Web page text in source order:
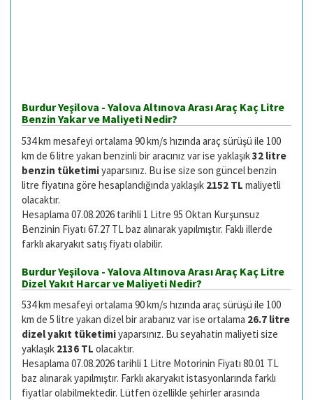
Burdur Yeşilova - Yalova Altınova Arası Araç Kaç Litre
Benzin Yakar ve Maliyeti Nedir?
534 km mesafeyi ortalama 90 km/s hızında araç sürüşü ile 100
km de 6 litre yakan benzinli bir aracınız var ise yaklaşık32 litre
benzin tüketimiyaparsınız. Bu ise size son güncel benzin
litre fiyatına göre hesaplandığında yaklaşık 2152 TL maliyetli
olacaktır.
Hesaplama 07.08.2026 tarihli 1 Litre 95 Oktan Kurşunsuz
Benzinin Fiyatı 67.27 TL baz alınarak yapılmıştır. Faklı illerde
farklı akaryakıt satış fiyatı olabilir.
Burdur Yeşilova - Yalova Altınova Arası Araç Kaç Litre
Dizel Yakıt Harcar ve Maliyeti Nedir?
534 km mesafeyi ortalama 90 km/s hızında araç sürüşü ile 100
km de 5 litre yakan dizel bir arabanız var ise ortalama 26.7 litre
dizel yakıt tüketimiyaparsınız. Bu seyahatin maliyeti size
yaklaşık 2136 TL olacaktır.
Hesaplama 07.08.2026 tarihli 1 Litre Motorinin Fiyatı 80.01 TL
baz alınarak yapılmıştır. Farklı akaryakıt istasyonlarında farklı
fiyatlar olabilmektedir. Lütfen özellikle şehirler arasında